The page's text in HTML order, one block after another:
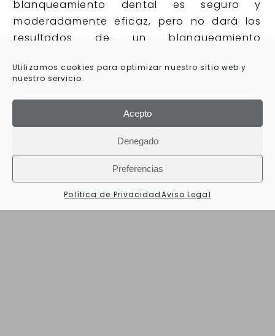
Utilizamos cookies para optimizar nuestro sitio web y
nuestro servicio.
Acepto
Denegado
Preferencias
Política de PrivacidadAviso Legal
blanqueamiento dental es seguro y
moderadamente eficaz, pero no dará los
resultados de un blanqueamiento
enjuagues ayudan a mantener los dientes
blanqueamiento dental.